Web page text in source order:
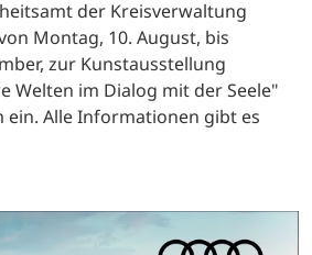
der Kreisverwaltung
Montag, 10. August, bis
zur Kunstausstellung
Welten im Dialog mit der Seele"
ein. Alle Informationen gibt es